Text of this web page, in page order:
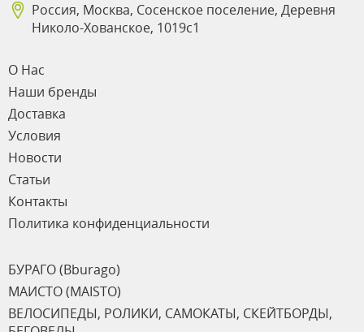
Россия, Москва, Сосенское поселение, Деревня
Николо-Хованское, 1019с1
О Нас
Наши бренды
Доставка
Условия
Новости
Статьи
Контакты
Политика конфиденциальности
БУРАГО (Bburago)
МАИСТО (MAISTO)
ВЕЛОСИПЕДЫ, РОЛИКИ, САМОКАТЫ, СКЕЙТБОРДЫ,